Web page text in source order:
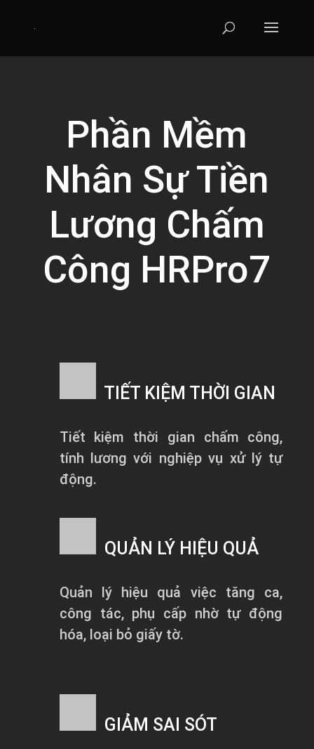
Phần Mềm
Nhân Sự Tiền
Lương Chấm
Công HRPro7
TIẾT KIỆM THỜI GIAN
Tiết kiệm thời gian chấm công,
tính lương với nghiệp vụ xử lý tự
động.
QUẢN LÝ HIỆU QUẢ
Quản lý hiệu quả việc tăng ca,
công tác, phụ cấp nhờ tự động
hóa, loại bỏ giấy tờ.
GIẢM SAI SÓT